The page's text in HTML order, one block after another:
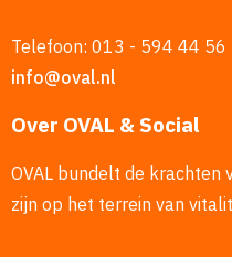
Telefoon: 013 - 594 44 56
info@oval.nl
Over OVAL & Social
OVAL bundelt de krachten
zijn op het terrein van